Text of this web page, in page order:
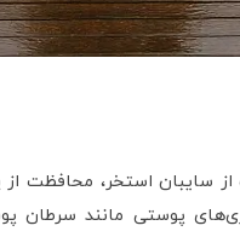
پوستی مانند سرطان